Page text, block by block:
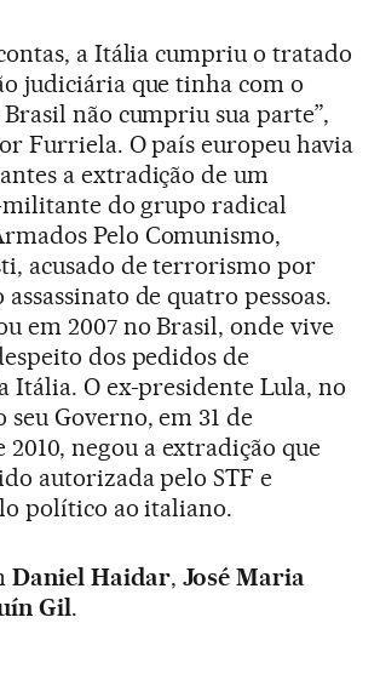
a Itália cumpriu o tratado
judiciária que tinha com o
não cumpriu sua parte”,
Furriela. O país europeu havia
a extradição de um
do grupo radical
Pelo Comunismo,
acusado de terrorismo por
de quatro pessoas.
em 2007 no Brasil, onde vive
dos pedidos de
Itália. O ex-presidente Lula, no
Governo, em 31 de
negou a extradição que
autorizada pelo STF e
político ao italiano.
Daniel Haidar, José Maria
Gil.